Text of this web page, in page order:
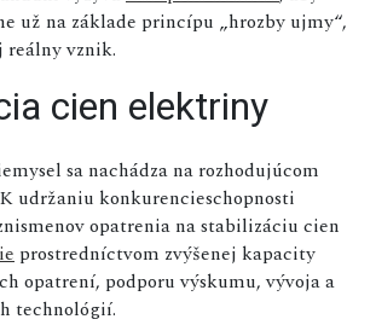
už na základe princípu „hrozby ujmy“,
reálny vznik.
cien elektriny
sa nachádza na rozhodujúcom
udržaniu konkurencieschopnosti
opatrenia na stabilizáciu cien
prostredníctvom zvýšenej kapacity
opatrení, podporu výskumu, vývoja a
technológií.